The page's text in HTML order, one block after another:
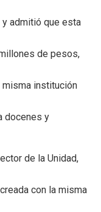
y admitió que esta
de pesos,
institución
docenes y
de la Unidad,
con la misma